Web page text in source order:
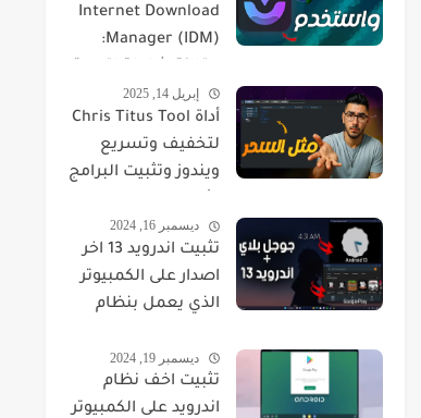
Internet Download
Manager (IDM):
تحميل الملفات
إبريل 14, 2025
أداة Chris Titus Tool
لتخفيف وتسريع
ويندوز وتثبيت البرامج
ديسمبر 16, 2024
تثبيت اندرويد 13 اخر
اصدار على الكمبيوتر
الذي يعمل بنظام
ديسمبر 19, 2024
تثبيت اخف نظام
اندرويد على الكمبيوتر